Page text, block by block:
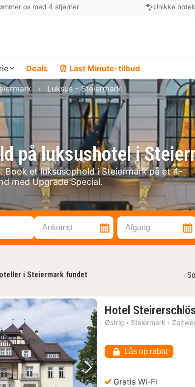
os med 4 stjerner Unikke
Deals ⏰ Last Minute-tilbud
på luksushotel i
Book et luksusophold i Steiermark på et 4-
med Upgrade Special.
Luksus - Steiermark
Ankomst Afgang
i Steiermark fundet
billede Næste billede
Hotel
Østrig › Steiermark ›
Lås op rabat
Gratis Wi-Fi